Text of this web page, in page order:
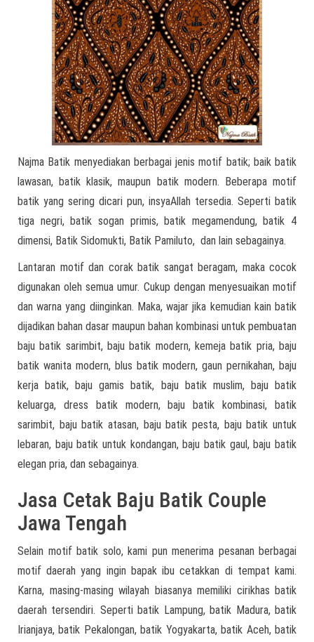
Najma Batik menyediakan berbagai jenis motif batik; baik batik
lawasan, batik klasik, maupun batik modern. Beberapa motif
batik yang sering dicari pun, insyaAllah tersedia. Seperti batik
tiga negri, batik sogan primis, batik megamendung, batik 4
dimensi, Batik Sidomukti, Batik Pamiluto, dan lain sebagainya.
Lantaran motif dan corak batik sangat beragam, maka cocok
digunakan oleh semua umur. Cukup dengan menyesuaikan motif
dan warna yang diinginkan. Maka, wajar jika kemudian kain batik
dijadikan bahan dasar maupun bahan kombinasi untuk pembuatan
baju batik sarimbit, baju batik modern, kemeja batik pria, baju
batik wanita modern, blus batik modern, gaun pernikahan, baju
kerja batik, baju gamis batik, baju batik muslim, baju batik
keluarga, dress batik modern, baju batik kombinasi, batik
sarimbit, baju batik atasan, baju batik pesta, baju batik untuk
lebaran, baju batik untuk kondangan, baju batik gaul, baju batik
elegan pria, dan sebagainya.
Jasa Cetak Baju Batik Couple
Jawa Tengah
Selain motif batik solo, kami pun menerima pesanan berbagai
motif daerah yang ingin bapak ibu cetakkan di tempat kami.
Karna, masing-masing wilayah biasanya memiliki cirikhas batik
daerah tersendiri. Seperti batik Lampung, batik Madura, batik
Irianjaya, batik Pekalongan, batik Yogyakarta, batik Aceh, batik